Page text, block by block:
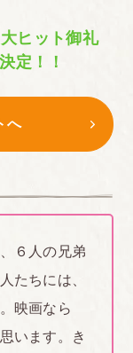
ヒット御礼
定！！
へ
６人の兄弟
たちには、
映画なら
います。き